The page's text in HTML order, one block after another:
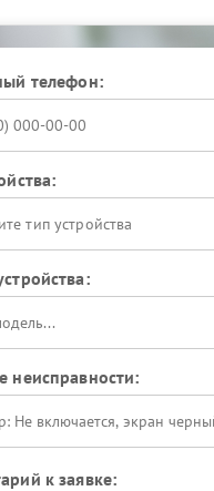
телефон:
тип устройства
неисправности:
к заявке: